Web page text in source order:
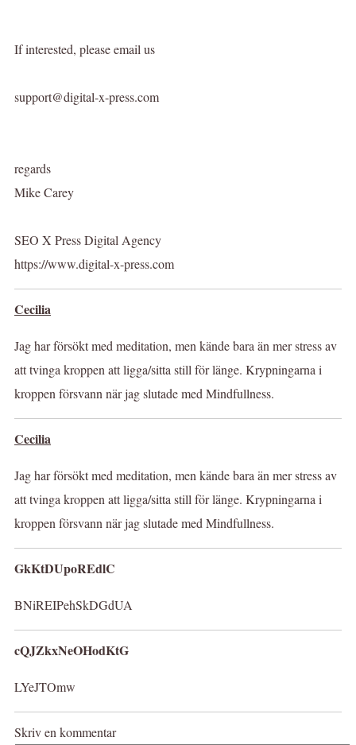
If interested, please email us
support@digital-x-press.com
regards
Mike Carey
SEO X Press Digital Agency
https://www.digital-x-press.com
Cecilia
Jag har försökt med meditation, men kände bara än mer stress av
att tvinga kroppen att ligga/sitta still för länge. Krypningarna i
kroppen försvann när jag slutade med Mindfullness.
Cecilia
Jag har försökt med meditation, men kände bara än mer stress av
att tvinga kroppen att ligga/sitta still för länge. Krypningarna i
kroppen försvann när jag slutade med Mindfullness.
GkKtDUpoREdlC
BNiREIPehSkDGdUA
cQJZkxNeOHodKtG
LYeJTOmw
Skriv en kommentar